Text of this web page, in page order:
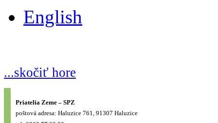
English
...skočiť hore
Priatelia Zeme – SPZ
poštová adresa: Haluzice 761, 91307 Haluzice